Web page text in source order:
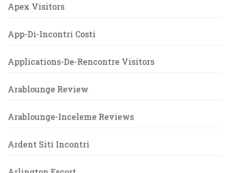
Apex Visitors
App-Di-Incontri Costi
Applications-De-Rencontre Visitors
Arablounge Review
Arablounge-Inceleme Reviews
Ardent Siti Incontri